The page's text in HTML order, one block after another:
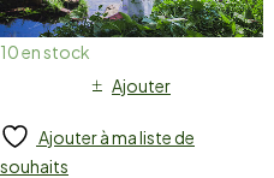
10 en stock
Ajouter
Ajouter à ma liste de
souhaits